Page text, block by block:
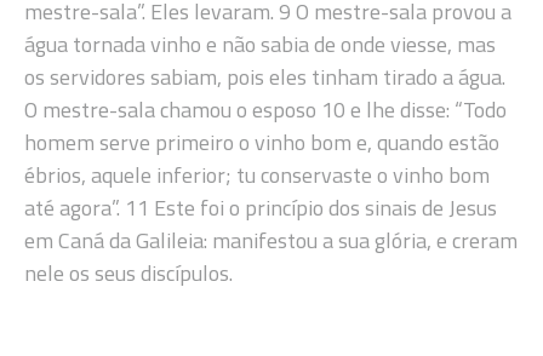
mestre-sala”. Eles levaram. 9 O mestre-sala provou a
água tornada vinho e não sabia de onde viesse, mas
os servidores sabiam, pois eles tinham tirado a água.
O mestre-sala chamou o esposo 10 e lhe disse: “Todo
homem serve primeiro o vinho bom e, quando estão
ébrios, aquele inferior; tu conservaste o vinho bom
até agora”. 11 Este foi o princípio dos sinais de Jesus
em Caná da Galileia: manifestou a sua glória, e creram
nele os seus discípulos.